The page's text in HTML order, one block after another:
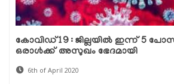
കോവിഡ്19 : ജില്ലയില്‍ ഇന്ന് 5
ഒരാള്‍ക്ക് അസുഖം ഭേദമായി
6th of April 2020